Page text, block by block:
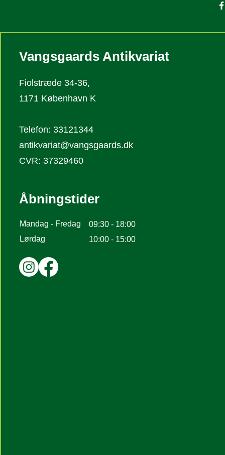
Vangsgaards Antikvariat
Fiolstræde 34-36,
1171 København K
Telefon: 33121344
antikvariat@vangsgaards.dk
CVR: 37329460
Åbningstider
09:30 - 18:00
Mandag - Fredag
10:00 - 15:00
Lørdag